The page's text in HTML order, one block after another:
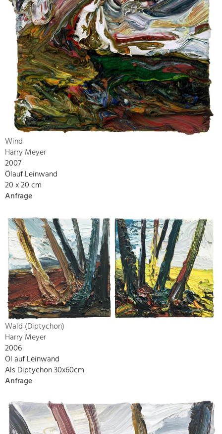
Wind
Harry Meyer
2007
Ölauf Leinwand
20 x 20 cm
Anfrage
Wald (Diptychon)
Harry Meyer
2006
Öl auf Leinwand
Als Diptychon 30x60cm
Anfrage